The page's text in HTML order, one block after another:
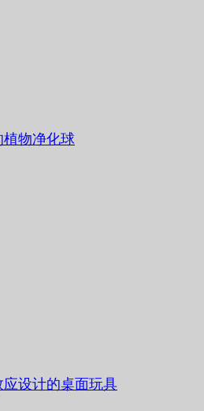
物净化球
设计的桌面玩具